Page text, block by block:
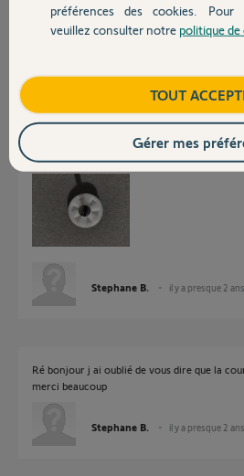
Contact
vous remerciant
Stephane B. il y a presque 2 ans
Ré bonjour j ai oublié de vous dire que la
merci beaucoup
Stephane B. il y a presque 2 ans
préférences des cookies. Pour
veuillez consulter notre politique de
TOUT
Gérer mes